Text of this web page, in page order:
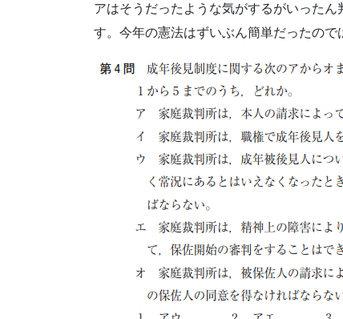
アはそうだったような気がするがいった
す。今年の憲法はずいぶん簡単だったので